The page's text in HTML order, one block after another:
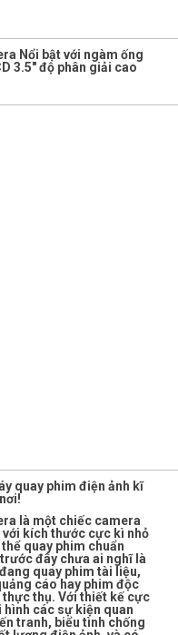
Nổi bật với ngàm ống
3.5″ độ phân giải cao
quay phim điện ảnh kĩ
là một chiếc camera
kích thước cực kì nhỏ
quay phim chuẩn
đây chưa ai nghĩ là
quay phim tài liệu,
cáo hay phim độc
thụ. Với thiết kế cực
hình các sự kiện quan
tranh, biểu tình chống